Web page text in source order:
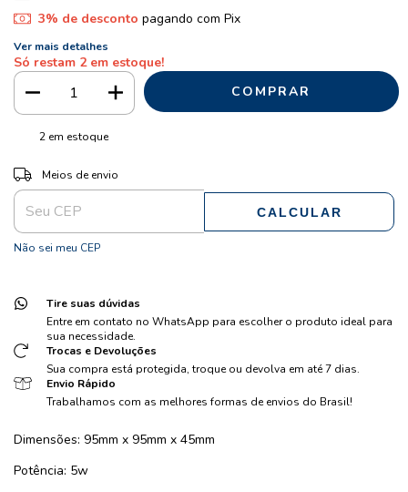
3% de desconto pagando com Pix
Ver mais detalhes
Só restam 2em estoque!
2 em estoque
Entregas para o CEP:
Meios de envio
CALCULAR
Não sei meu CEP
Tire suas dúvidas
Entre em contato no WhatsApp para escolher o produto ideal para
sua necessidade.
Trocas e Devoluções
Sua compra está protegida, troque ou devolva em até 7 dias.
Envio Rápido
Trabalhamos com as melhores formas de envios do Brasil!
Dimensões: 95mm x 95mm x 45mm
Potência: 5w